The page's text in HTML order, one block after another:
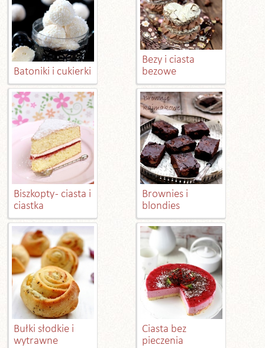
Batoniki i cukierki
Bezy i ciasta
bezowe
Biszkopty - ciasta i
ciastka
Brownies i
blondies
Bułki słodkie i
wytrawne
Ciasta bez
pieczenia